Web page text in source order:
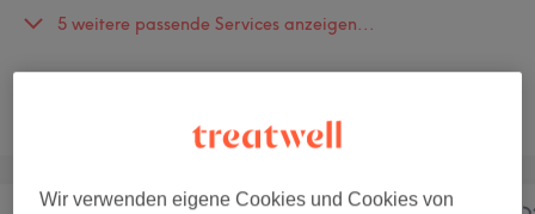
5 weitere passende Services anzeigen...
Wir verwenden eigene Cookies und Cookies von